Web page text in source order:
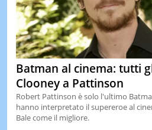
Batman al cinema: tutti
Clooney a Pattinson
Robert Pattinson è solo l'ultimo
hanno interpretato il supereroe al
Bale come il migliore.